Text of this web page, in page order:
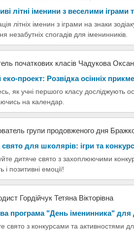
літні іменини з веселими іграми
літніх іменин з іграми на знаки
незабутніх спогадів для іменинників.
початкових класів Чадукова
еко-проект: Розвідка осінніх
як учні першого класу досліджують
на календар.
групи продовженого дня
для школярів: ігри та
дитяче свято з захоплюючими
і позитивні емоції!
Гордійчук Тетяна Вікторівна
програма "День іменинника" для
свято з конкурсами та активностями